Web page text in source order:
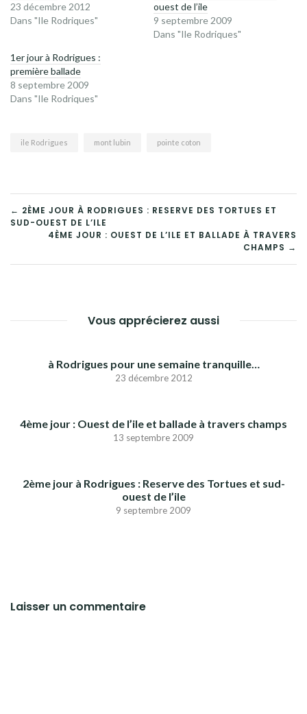
23 décembre 2012
Dans "Ile Rodriques"
ouest de l’ile
9 septembre 2009
Dans "Ile Rodriques"
1er jour à Rodrigues :
première ballade
8 septembre 2009
Dans "Ile Rodriques"
ile Rodrigues mont lubin pointe coton
NAVIGATION
L’ARTICLE
← 2ÈME JOUR À RODRIGUES : RESERVE DES TORTUES ET
SUD-OUEST DE L’ILE
4ÈME JOUR : OUEST DE L’ILE ET BALLADE À TRAVERS
CHAMPS →
Vous apprécierez aussi
à Rodrigues pour une semaine tranquille…
23 décembre 2012
4ème jour : Ouest de l’ile et ballade à travers champs
13 septembre 2009
2ème jour à Rodrigues : Reserve des Tortues et sud-
ouest de l’ile
9 septembre 2009
Laisser un commentaire